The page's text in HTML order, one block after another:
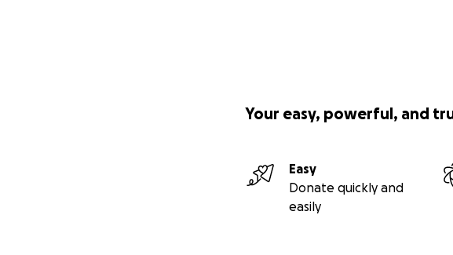
Your easy, powerful, and
Easy
Donate quickly and
easily